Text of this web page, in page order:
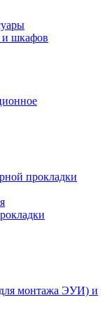
и шкафов
прокладки
монтажа ЭУИ) и